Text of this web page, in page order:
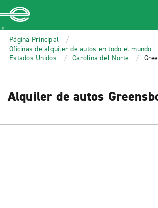
MAIN
CONTENT
Enterprise
Página Principal
Oficinas de alquiler de autos en todo el mundo
Estados Unidos
Carolina del Norte
Alquiler de autos